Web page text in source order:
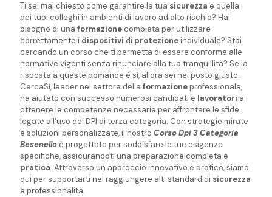
Ti sei mai chiesto come garantire la tua sicurezza e quella
dei tuoi colleghi in ambienti di lavoro ad alto rischio? Hai
bisogno di una formazione completa per utilizzare
correttamente i dispositivi di protezioneindividuale? Stai
cercando un corso che ti permetta di essere conforme alle
normative vigenti senza rinunciare alla tua tranquillità? Se la
risposta a queste domande è sì, allora sei nel posto giusto.
CercaSì, leader nel settore della formazioneprofessionale,
ha aiutato con successo numerosi candidati e lavoratori a
ottenere le competenze necessarie per affrontare le sfide
legate all'uso dei DPI di terza categoria. Con strategie mirate
e soluzioni personalizzate, il nostro Corso Dpi 3 Categoria
Besenello è progettato per soddisfare le tue esigenze
specifiche, assicurandoti una preparazione completa e
pratica. Attraverso un approccio innovativo e pratico, siamo
qui per supportarti nel raggiungere alti standard di sicurezza
e professionalità.